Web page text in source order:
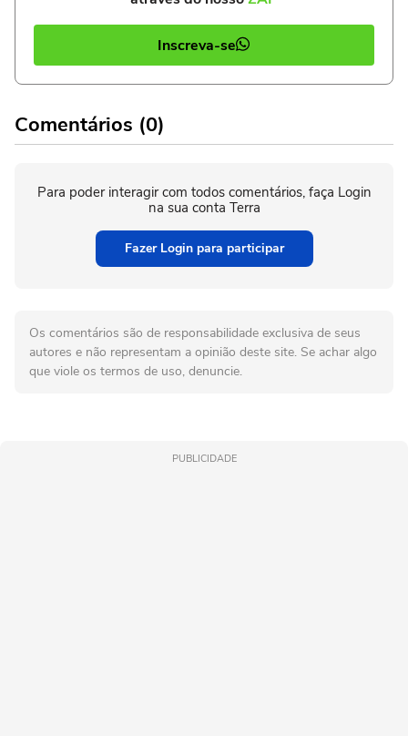
Inscreva-se
Comentários (0)
Para poder interagir com todos comentários, faça Login
na sua conta Terra
Fazer Login para participar
Os comentários são de responsabilidade exclusiva de seus
autores e não representam a opinião deste site. Se achar algo
que viole os termos de uso, denuncie.
PUBLICIDADE